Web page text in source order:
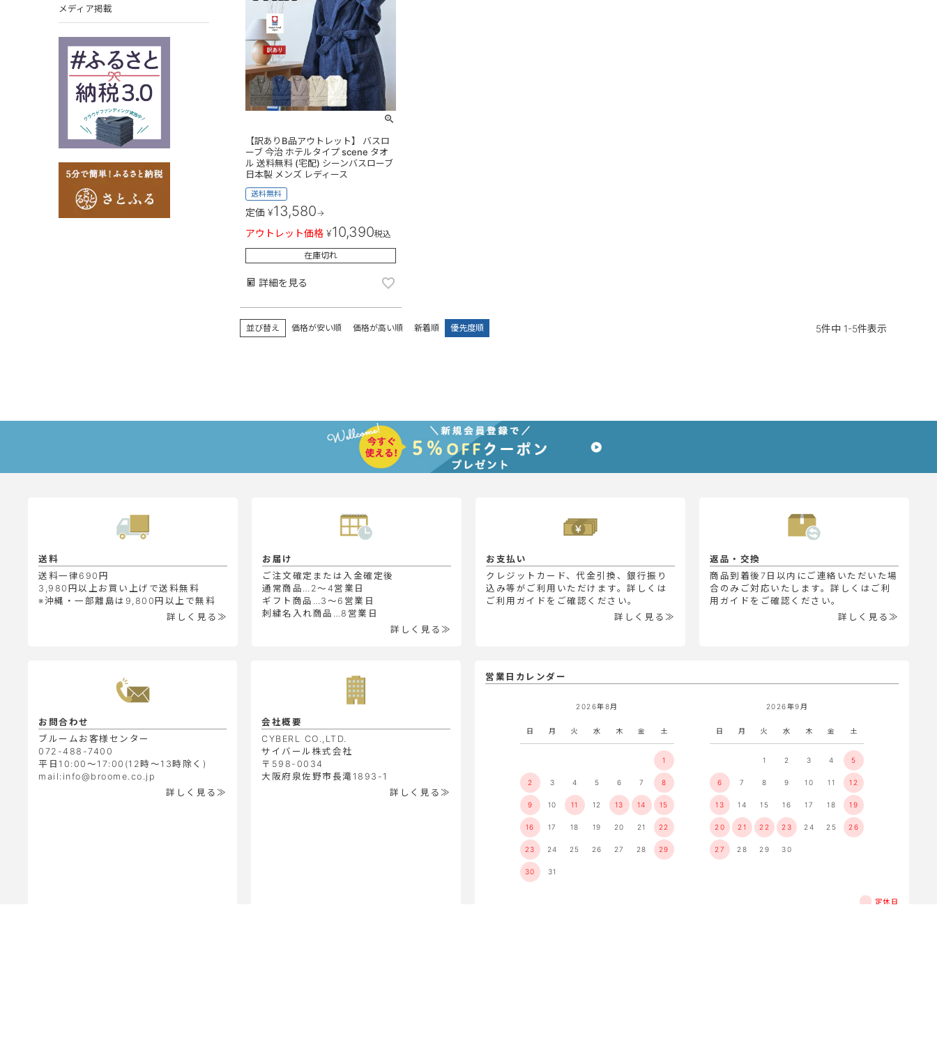
メディア掲載
【訳ありB品アウトレット】 バスロ
ーブ 今治 ホテルタイプ scene タオ
ル 送料無料 (宅配) シーンバスローブ
日本製 メンズ レディース
送料無料
定価 ¥13,580→
アウトレット価格 ¥10,390税込
在庫切れ
詳細を見る
並び替え 価格が安い順 価格が高い順 新着順 優先度順 5件中 1-5件表示
送料
送料一律690円
3,980円以上お買い上げで送料無料
※沖縄・一部離島は9,800円以上で無料
詳しく見る≫
お届け
ご注文確定または入金確定後
通常商品…2～4営業日
ギフト商品…3～6営業日
刺繍名入れ商品…8営業日
詳しく見る≫
お支払い
クレジットカード、代金引換、銀行振り
込み等がご利用いただけます。詳しくは
ご利用ガイドをご確認ください。
詳しく見る≫
返品・交換
商品到着後7日以内にご連絡いただいた場
合のみご対応いたします。詳しくはご利
用ガイドをご確認ください。
詳しく見る≫
お問合わせ
ブルームお客様センター
072-488-7400
平日10:00～17:00(12時～13時除く)
mail:info@broome.co.jp
詳しく見る≫
会社概要
CYBERL CO.,LTD.
サイバール株式会社
〒598-0034
大阪府泉佐野市長滝1893-1
詳しく見る≫
営業日カレンダー
2026年8月
日 月 火 水 木 金 土
1
2 3 4 5 6 7 8
9 10 11 12 13 14 15
16 17 18 19 20 21 22
23 24 25 26 27 28 29
30 31
2026年9月
日 月 火 水 木 金 土
1 2 3 4 5
6 7 8 9 10 11 12
13 14 15 16 17 18 19
20 21 22 23 24 25 26
27 28 29 30
定休日